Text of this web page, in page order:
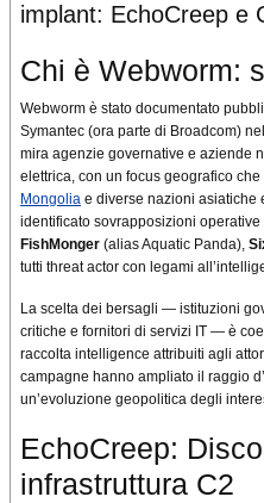
implant: EchoCreep e
Chi è Webworm:
Webworm è stato documentato
Symantec (ora parte di Broadcom)
mira agenzie governative e aziende
elettrica, con un focus geografico
Mongolia e diverse nazioni asiatiche
identificato sovrapposizioni
FishMonger (alias Aquatic Panda),
tutti threat actor con legami
La scelta dei bersagli — istituzioni
critiche e fornitori di servizi IT — è
raccolta intelligence attribuiti agli
campagne hanno ampliato il raggio
un’evoluzione geopolitica degli
EchoCreep:
infrastruttura C2